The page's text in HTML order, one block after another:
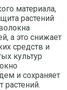
материала,
растений
а это снижает
средств и
культур
и сохраняет
растений.